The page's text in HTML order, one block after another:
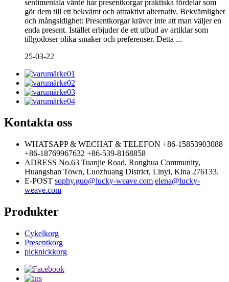
sentimentala värde har presentkorgar praktiska fördelar som
gör dem till ett bekvämt och attraktivt alternativ. Bekvämlighet
och mångsidighet: Presentkorgar kräver inte att man väljer en
enda present. Istället erbjuder de ett utbud av artiklar som
tillgodoser olika smaker och preferenser. Detta ...
25-03-22
Kontakta oss
WHATSAPP & WECHAT & TELEFON +86-15853903088
+86-18769967632 +86-539-8168858
ADRESS No.63 Tuanjie Road, Ronghua Community,
Huangshan Town, Luozhuang District, Linyi, Kina 276133.
E-POST sophy.guo@lucky-weave.com elena@lucky-
weave.com
Produkter
Cykelkorg
Presentkorg
picknickkorg